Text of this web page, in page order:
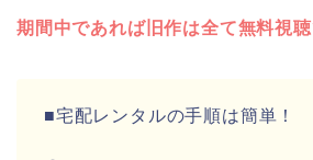
期間中であれば旧作は全て無料視聴
■宅配レンタルの手順は簡単！